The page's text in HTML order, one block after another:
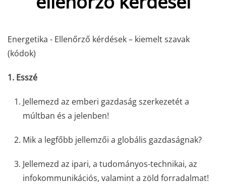
Energetika - Ellenőrző kérdések – kiemelt szavak
(kódok)
1. Esszé
Jellemezd az emberi gazdaság szerkezetét a
múltban és a jelenben!
Mik a legfőbb jellemzői a globális gazdaságnak?
Jellemezd az ipari, a tudományos-technikai, az
infokommunikációs, valamint a zöld forradalmat!